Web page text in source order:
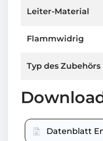
Leiter-Material
Flammwidrig
Typ des Zubehörs
Datenblatt